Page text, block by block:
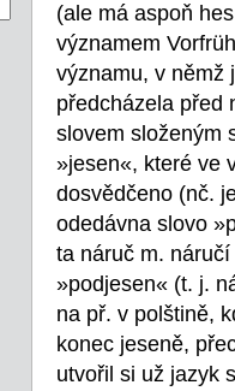
(ale má aspoň
významem
významu, v němž
předcházela před
slovem složeným
»jesen«, které ve
dosvědčeno (nč.
odedávna slovo
ta náruč m.
»podjesen« (t. j.
na př. v polštině,
konec jeseně,
utvořil si už jazyk